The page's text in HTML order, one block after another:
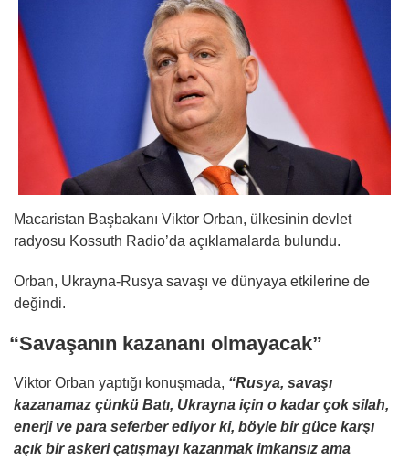
Macaristan Başbakanı Viktor Orban, ülkesinin devlet
radyosu Kossuth Radio’da açıklamalarda bulundu.
Orban, Ukrayna-Rusya savaşı ve dünyaya etkilerine de
değindi.
“Savaşanın kazananı olmayacak”
Viktor Orban yaptığı konuşmada, “Rusya, savaşı
kazanamaz çünkü Batı, Ukrayna için o kadar çok silah,
enerji ve para seferber ediyor ki, böyle bir güce karşı
açık bir askeri çatışmayı kazanmak imkansız ama